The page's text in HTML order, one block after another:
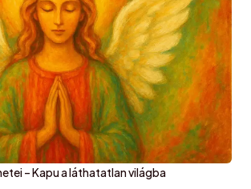
– Kapu a láthatatlan világba